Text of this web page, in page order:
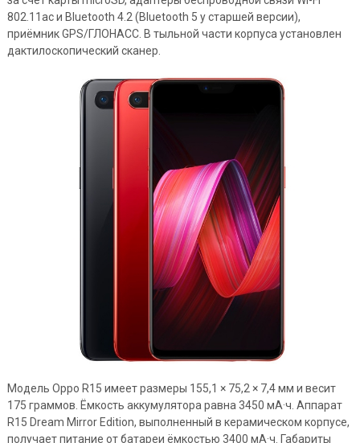
802.11ac и Bluetooth 4.2 (Bluetooth 5 у старшей версии),
приёмник GPS/ГЛОНАСС. В тыльной части корпуса установлен
дактилоскопический сканер.
Модель Oppo R15 имеет размеры 155,1 × 75,2 × 7,4 мм и весит
175 граммов. Ёмкость аккумулятора равна 3450 мА·ч. Аппарат
R15 Dream Mirror Edition, выполненный в керамическом корпусе,
получает питание от батареи ёмкостью 3400 мА·ч. Габариты